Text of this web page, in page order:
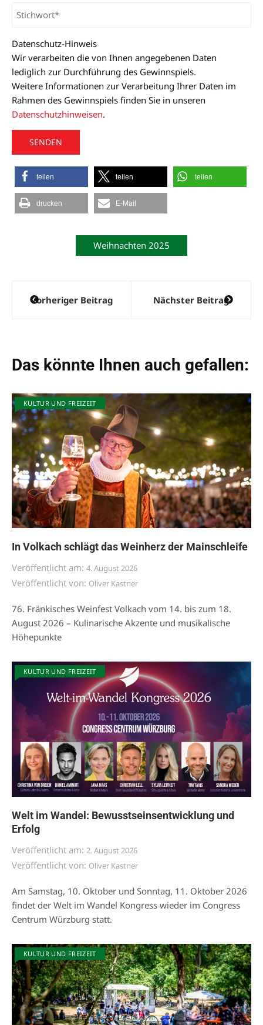
Datenschutz-Hinweis
Wir verarbeiten die von Ihnen angegebenen Daten
lediglich zur Durchführung des Gewinnspiels.
Weitere Informationen zur Verarbeitung Ihrer Daten im
Rahmen des Gewinnspiels finden Sie in unseren
Datenschutzhinweisen.
A
e
teilen teilen teilen
drucken E-Mail
Weihnachten 2025
Beitragsnavigation
Vorheriger Beitrag Nächster Beitrag
Das könnte Ihnen auch gefallen:
KULTUR UND FREIZEIT
In Volkach schlägt das Weinherz der Mainschleife
Veröffentlicht am: 4. August 2026
Veröffentlicht von: Oliver Kastner
76. Fränkisches Weinfest Volkach vom 14. bis zum 18.
August 2026 – Kulinarische Akzente und musikalische
Höhepunkte
KULTUR UND FREIZEIT
Welt im Wandel: Bewusstseinsentwicklung und
Erfolg
Veröffentlicht am: 2. August 2026
Veröffentlicht von: Oliver Kastner
Am Samstag, 10. Oktober und Sonntag, 11. Oktober 2026
findet der Welt im Wandel Kongress wieder im Congress
Centrum Würzburg statt.
KULTUR UND FREIZEIT